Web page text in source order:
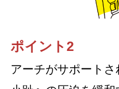
ポイント2
アーチがサポートさ